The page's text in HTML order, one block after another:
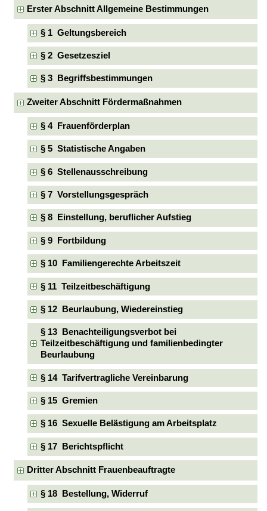
Erster Abschnitt Allgemeine Bestimmungen
§ 1 Geltungsbereich
§ 2 Gesetzesziel
§ 3 Begriffsbestimmungen
Zweiter Abschnitt Fördermaßnahmen
§ 4 Frauenförderplan
§ 5 Statistische Angaben
§ 6 Stellenausschreibung
§ 7 Vorstellungsgespräch
§ 8 Einstellung, beruflicher Aufstieg
§ 9 Fortbildung
§ 10 Familiengerechte Arbeitszeit
§ 11 Teilzeitbeschäftigung
§ 12 Beurlaubung, Wiedereinstieg
§ 13 Benachteiligungsverbot bei
Teilzeitbeschäftigung und familienbedingter
Beurlaubung
§ 14 Tarifvertragliche Vereinbarung
§ 15 Gremien
§ 16 Sexuelle Belästigung am Arbeitsplatz
§ 17 Berichtspflicht
Dritter Abschnitt Frauenbeauftragte
§ 18 Bestellung, Widerruf